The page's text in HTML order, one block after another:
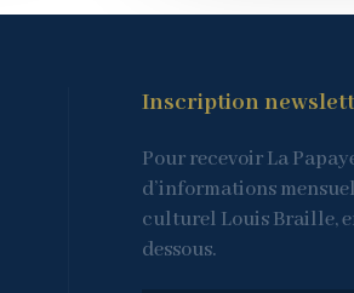
Inscription
Pour recevoir La
d’informations
culturel Louis Braille,
dessous.